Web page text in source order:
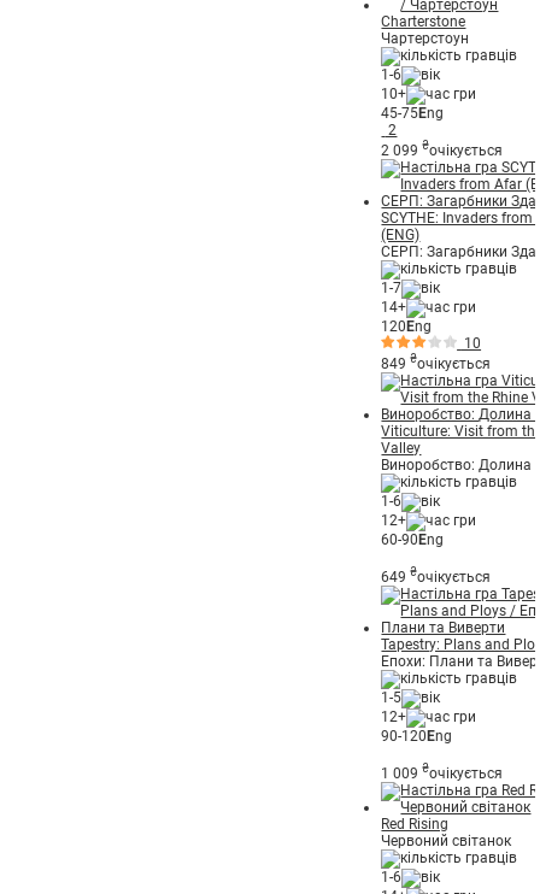
Charterstone
Чартерстоун
1-6
10+
45-75Eng
2
2 099₴очікується
SCYTHE: Invaders from
(ENG)
СЕРП: Загарбники
1-7
14+
120Eng
10
849₴очікується
Viticulture: Visit from
Valley
Виноробство: Долина
1-6
12+
60-90Eng
649₴очікується
Tapestry: Plans and
Епохи: Плани та
1-5
12+
90-120Eng
1 009₴очікується
Red Rising
Червоний світанок
1-6